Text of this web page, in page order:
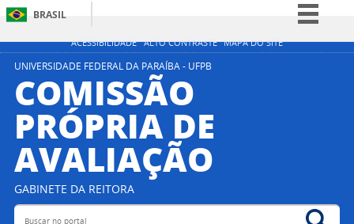
ACESSIBILIDADE ALTO CONTRASTE MAPA DO SITE
BRASIL
Simplifique!
Acesso à informação
UNIVERSIDADE FEDERAL DA PARAÍBA - UFPB
COMISSÃO
PRÓPRIA DE
AVALIAÇÃO
GABINETE DA REITORA
Buscar no portal